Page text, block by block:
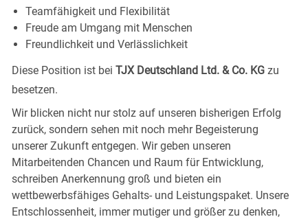
Teamfähigkeit und Flexibilität
Freude am Umgang mit Menschen
Freundlichkeit und Verlässlichkeit
Diese Position ist bei TJX Deutschland Ltd. & Co. KG zu
besetzen.
Wir blicken nicht nur stolz auf unseren bisherigen Erfolg
zurück, sondern sehen mit noch mehr Begeisterung
unserer Zukunft entgegen. Wir geben unseren
Mitarbeitenden Chancen und Raum für Entwicklung,
schreiben Anerkennung groß und bieten ein
wettbewerbsfähiges Gehalts- und Leistungspaket. Unsere
Entschlossenheit, immer mutiger und größer zu denken,